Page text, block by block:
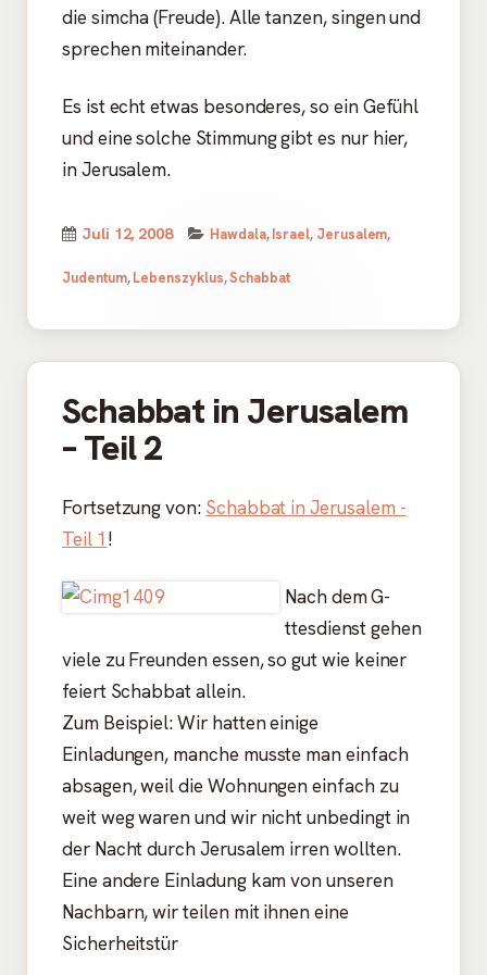
die simcha (Freude). Alle tanzen, singen und
sprechen miteinander.
Es ist echt etwas besonderes, so ein Gefühl
und eine solche Stimmung gibt es nur hier,
in Jerusalem.
Veröffentlicht
am
Juli 12, 2008 Kategorien
Hawdala,Israel, Jerusalem,
Judentum,Lebenszyklus,Schabbat
Schabbat in Jerusalem
– Teil 2
Fortsetzung von: Schabbat in Jerusalem -
Teil 1 !
Nach dem G-
ttesdienst gehen
viele zu Freunden essen, so gut wie keiner
feiert Schabbat allein.
Zum Beispiel: Wir hatten einige
Einladungen, manche musste man einfach
absagen, weil die Wohnungen einfach zu
weit weg waren und wir nicht unbedingt in
der Nacht durch Jerusalem irren wollten.
Eine andere Einladung kam von unseren
Nachbarn, wir teilen mit ihnen eine
Sicherheitstür